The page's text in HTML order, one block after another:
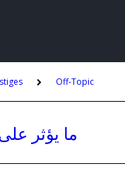
Off-Topic
ما يؤثر